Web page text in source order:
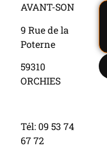
AVANT-SON
9 Rue de la
Poterne
59310
ORCHIES
Tél: 09 53 74
67 72